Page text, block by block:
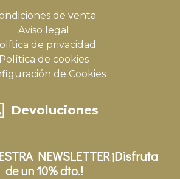
de venta
Aviso legal
de privacidad
Política de cookies
de Cookies
Devoluciones
NEWSLETTER ¡Disfruta
de un 10% dto.!